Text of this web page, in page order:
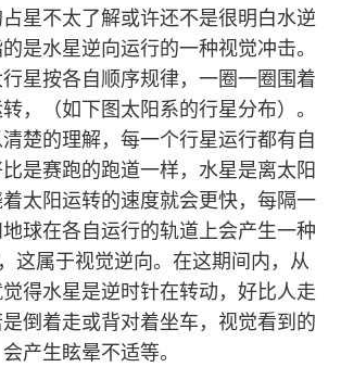
星不太了解或许还不是很明白水逆
是水星逆向运行的一种视觉冲击。
星按各自顺序规律，一圈一圈围着
，（如下图太阳系的行星分布）。
楚的理解，每一个行星运行都有自
是赛跑的跑道一样，水星是离太阳
太阳运转的速度就会更快，每隔一
球在各自运行的轨道上会产生一种
这属于视觉逆向。在这期间内，从
得水星是逆时针在转动，好比人走
倒着走或背对着坐车，视觉看到的
产生眩晕不适等。